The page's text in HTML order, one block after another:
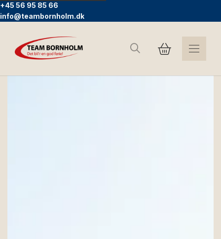
+45 56 95 85 66
info@teambornholm.dk
Sök